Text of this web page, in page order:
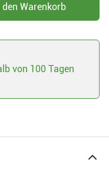
den Warenkorb
von 100 Tagen